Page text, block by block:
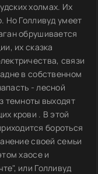
холмах. Их
Но Голливуд умеет
обрушивается
их сказка
связи
в собственном
- лесной
темноты выходят
крови . В этой
бороться
своей семьи
хаосе и
или Голливуд